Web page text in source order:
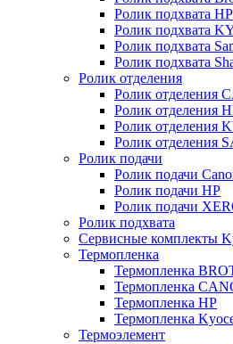
Ролик подхвата HP
Ролик подхвата
Ролик подхвата
Ролик подхвата
Ролик отделения
Ролик отделения
Ролик отделения
Ролик отделения
Ролик отделения
Ролик подачи
Ролик подачи
Ролик подачи HP
Ролик подачи
Ролик подхвата
Сервисные комплекты
Термопленка
Термопленка
Термопленка
Термопленка HP
Термопленка
Термоэлемент